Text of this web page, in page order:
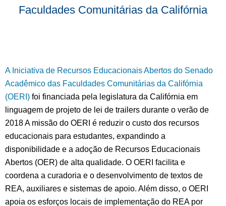
Faculdades Comunitárias da Califórnia
A Iniciativa de Recursos Educacionais Abertos do Senado
Acadêmico das Faculdades Comunitárias da Califórnia
(OERI) foi financiada pela legislatura da Califórnia em
linguagem de projeto de lei de trailers durante o verão de
2018 A missão do OERI é reduzir o custo dos recursos
educacionais para estudantes, expandindo a
disponibilidade e a adoção de Recursos Educacionais
Abertos (OER) de alta qualidade. O OERI facilita e
coordena a curadoria e o desenvolvimento de textos de
REA, auxiliares e sistemas de apoio. Além disso, o OERI
apoia os esforços locais de implementação do REA por